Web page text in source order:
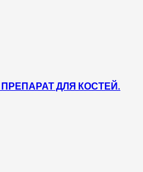
ДЛЯ КОСТЕЙ.